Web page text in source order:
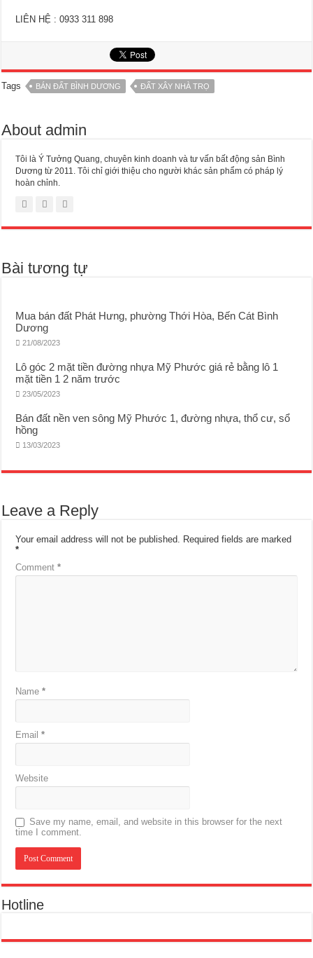
LIÊN HỆ : 0933 311 898
Tags BÁN ĐẤT BÌNH DƯƠNG ĐẤT XÂY NHÀ TRỌ
About admin
Tôi là Ý Tưởng Quang, chuyên kinh doanh và tư vấn bất động sản Bình
Dương từ 2011. Tôi chỉ giới thiệu cho người khác sản phẩm có pháp lý
hoàn chỉnh.
Bài tương tự
Mua bán đất Phát Hưng, phường Thới Hòa, Bến Cát Bình
Dương
21/08/2023
Lô góc 2 mặt tiền đường nhựa Mỹ Phước giá rẻ bằng lô 1
mặt tiền 1 2 năm trước
23/05/2023
Bán đất nền ven sông Mỹ Phước 1, đường nhựa, thổ cư, sổ
hồng
13/03/2023
Leave a Reply
Your email address will not be published. Required fields are marked
*
Comment*
Name*
Email*
Website
Save my name, email, and website in this browser for the next
time I comment.
Hotline